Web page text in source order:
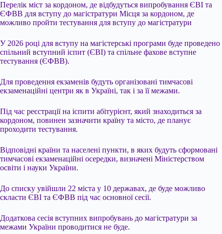
Перелік міст за кордоном, де відбудуться випробування ЄВІ та
ЄФВВ для вступу до магістратури Місця за кордоном, де
можливо пройти тестування для вступу до магістратури
У 2026 році для вступу на магістерські програми буде проведено
спільний вступний іспит (ЄВІ) та спільне фахове вступне
тестування (ЄФВВ).
Для проведення екзаменів будуть організовані тимчасові
екзаменаційні центри як в Україні, так і за її межами.
Під час реєстрації на іспити абітурієнт, який знаходиться за
кордоном, повинен зазначити країну та місто, де планує
проходити тестування.
Відповідні країни та населені пункти, в яких будуть сформовані
тимчасові екзаменаційні осередки, визначені Міністерством
освіти і науки України.
До списку увійшли 22 міста у 10 державах, де буде можливо
скласти ЄВІ та ЄФВВ під час основної сесії.
Додаткова сесія вступних випробувань до магістратури за
межами України проводитися не буде.